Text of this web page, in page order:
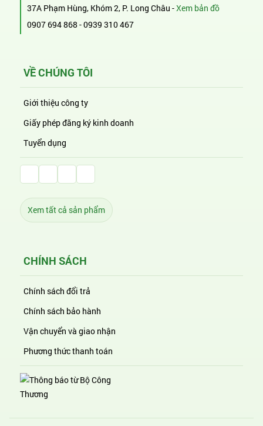
37A Phạm Hùng, Khóm 2, P. Long Châu -Xem bản đồ
0907 694 868 -0939 310 467
VỀ CHÚNG TÔI
Giới thiệu công ty
Giấy phép đăng ký kinh doanh
Tuyển dụng
Xem tất cả sản phẩm
CHÍNH SÁCH
Chính sách đổi trả
Chính sách bảo hành
Vận chuyển và giao nhận
Phương thức thanh toán